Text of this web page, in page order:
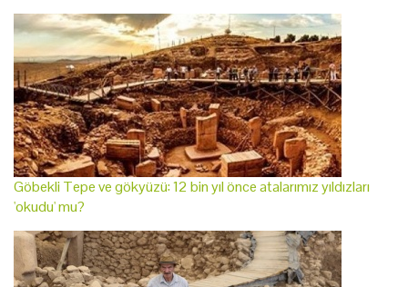
Göbekli Tepe ve gökyüzü: 12 bin yıl önce atalarımız yıldızları
'okudu' mu?